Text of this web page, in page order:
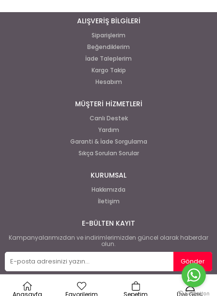
ALIŞVERİŞ BİLGİLERİ
Siparişlerim
Beğendiklerim
İade Taleplerim
Kargo Takip
Hesabım
MÜŞTERİ HİZMETLERİ
Canlı Destek
Yardım
Garanti & İade Sorgulama
Sıkça Sorulan Sorular
KURUMSAL
Hakkımızda
İletişim
E-BÜLTEN KAYIT
Kampanyalarımızdan ve indirimlerimizden güncel olarak haberdar
olun.
Gönder
Anasayfa Favorilerim Sepetim Üye Girişi